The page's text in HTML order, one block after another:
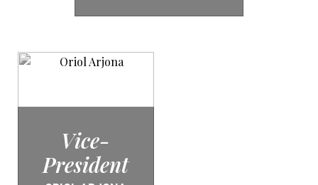
Vice-
President